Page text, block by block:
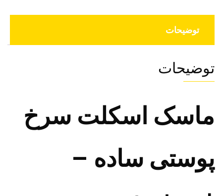
توضیحات
توضیحات
ماسک اسکلت سرخ
پوستی ساده –